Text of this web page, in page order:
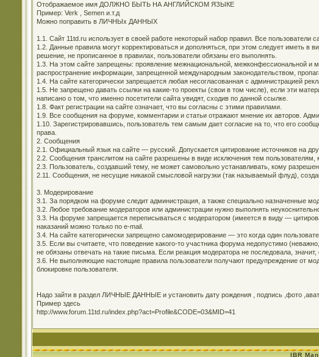
Отображаемое имя ДОЛЖНО БЫТЬ НА АНГЛИЙСКОМ ЯЗЫКЕ
Пример: Verk , Semen и.т.д
Можно поправить в ЛИЧНЫх ДАННЫХ
1.1. Сайт 11td.ru использует в своей работе некоторый набор правил. Все пользователи
1.2. Данные правила могут корректироваться и дополняться, при этом следует иметь
решение, не прописанное в правилах, пользователи обязаны его выполнять.
1.3. На этом сайте запрещены: проявление межнациональной, межконфессиональной и
распространение информации, запрещенной международным законодательством,
1.4. На сайте категорически запрещается любая несогласованная с администрацией
1.5. Не запрещено давать ссылки на какие-то проекты (свои в том числе), если эти
написано о том, что именно посетители сайта увидят, сходив по данной ссылке.
1.8. Факт регистрации на сайте означает, что вы согласны с этими правилами.
1.9. Все сообщения на форуме, комментарии и статьи отражают мнение их авторов.
1.10. Зарегистрировавшись, пользователь тем самым дает согласие на то, что его
права.
2. Сообщения
2.1. Официальный язык на сайте — русский. Допускается цитирование источников на
2.2. Сообщения транслитом на сайте разрешены в виде исключения тем
2.3. Пользователь, создавший тему, не может самовольно устанавливать, кому
2.11. Сообщения, не несущие никакой смысловой нагрузки (так называемый флуд),
3. Модерирование
3.1. За порядком на форуме следит администрация, а также специально назначенные
3.2. Любое требование модераторов или администрации нужно выполнять
3.3. На форуме запрещается переписываться с модератором (имеется в виду —
наказаний можно только по e-mail.
3.4. На сайте категорически запрещено самомодерирование — это когда один
3.5. Если вы считаете, что поведение какого-то участника форума недопустимо
не обязаны отвечать на такие письма. Если реакция модератора не последовала, значит,
3.6. Не выполняющие настоящие правила пользователи получают предупреждение от
блокировке пользователя.
Надо зайти в раздел ЛИЧНЫЕ ДАННЫЕ и установить дату рождения , подпись ,фото
Пример здесь
http://www.forum.11td.ru/index.php?act=Profile&CODE=03&MID=41
IBR